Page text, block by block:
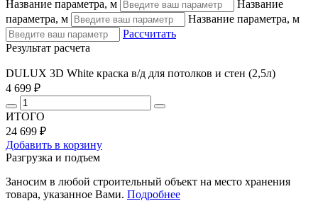
Название параметра, м
Название
параметра, м
Название параметра, м
Рассчитать
Результат расчета
DULUX 3D White краска в/д для потолков и стен (2,5л)
4 699 ₽
ИТОГО
24 699 ₽
Добавить в корзину
Разгрузка и подъем
Заносим в любой строительный объект на место хранения
товара, указанное Вами. Подробнее